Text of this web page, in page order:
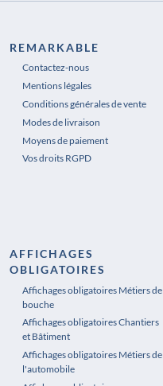
REMARKABLE
Contactez-nous
Mentions légales
Conditions générales de vente
Modes de livraison
Moyens de paiement
Vos droits RGPD
AFFICHAGES
OBLIGATOIRES
Affichages obligatoires Métiers de
bouche
Affichages obligatoires Chantiers
et Bâtiment
Affichages obligatoires Métiers de
l'automobile